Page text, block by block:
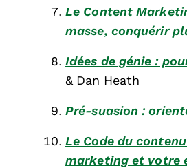
Le Content
masse, conquérir
Idées de génie :
& Dan Heath
Pré-suasion :
Le Code du
marketing et votre